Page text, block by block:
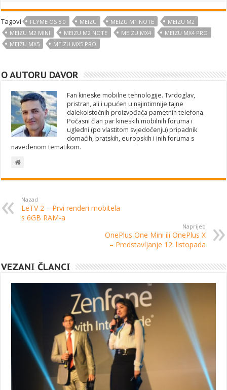
Tagovi FLYME OS 5.0 MEIZU MEIZU M1 NOTE
MEIZU M2
MEIZU M2 MINI
MEIZU M2 NOTE MEIZU MX4
MEIZU MX4 PRO
MEIZU MX5
MEIZU MX5 PRO
O AUTORU DAVOR
Fan kineske mobilne tehnologije. Tvrdoglav,
pristran, ali i upućen u najintimnije tajne
dalekoistočnih proizvođača pametnih telefona.
Počasni član par kineskih mobilnih foruma i
ugledni (po vlastitom svjedočenju) pripadnik
domaćih, bratskih, europskih i inih foruma s
navedenom tematikom.
Nazad
LeTV 2 – Prvi renderi mobitela
s 6GB RAM-a
Naprijed
OnePlus One Mini ili OnePlus X
– Predstavljanje 12. listopada
VEZANI ČLANCI